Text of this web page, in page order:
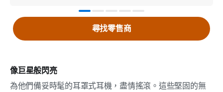
像巨星般閃亮
為他們備妥時髦的耳罩式耳機，盡情搖滾。這些堅固的無
尋找零售商